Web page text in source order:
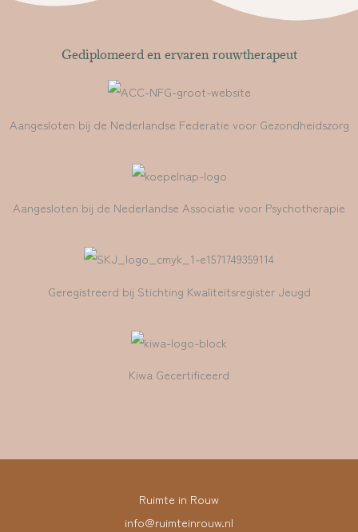
Gediplomeerd en ervaren rouwtherapeut
Aangesloten bij de Nederlandse Federatie voor Gezondheidszorg
Aangesloten bij de Nederlandse Associatie voor Psychotherapie
Geregistreerd bij Stichting Kwaliteitsregister Jeugd
Kiwa Gecertificeerd
Ruimte in Rouw
info@ruimteinrouw.nl